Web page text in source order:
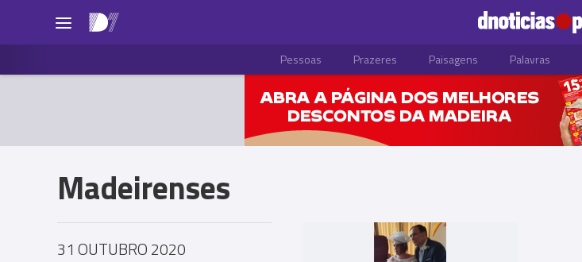
Pessoas Prazeres Paisagens Palavras
Madeirenses
31 OUTUBRO 2020